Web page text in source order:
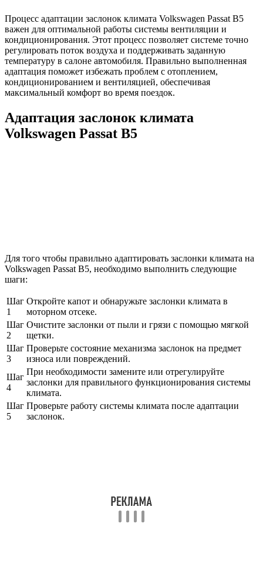
Процесс адаптации заслонок климата Volkswagen Passat B5
важен для оптимальной работы системы вентиляции и
кондиционирования. Этот процесс позволяет системе точно
регулировать поток воздуха и поддерживать заданную
температуру в салоне автомобиля. Правильно выполненная
адаптация поможет избежать проблем с отоплением,
кондиционированием и вентиляцией, обеспечивая
максимальный комфорт во время поездок.
Адаптация заслонок климата
Volkswagen Passat B5
Для того чтобы правильно адаптировать заслонки климата на
Volkswagen Passat B5, необходимо выполнить следующие
шаги:
Шаг
1
Откройте капот и обнаружьте заслонки климата в
моторном отсеке.
Шаг
2
Очистите заслонки от пыли и грязи с помощью мягкой
щетки.
Шаг
3
Проверьте состояние механизма заслонок на предмет
износа или повреждений.
Шаг
4
При необходимости замените или отрегулируйте
заслонки для правильного функционирования системы
климата.
Шаг
5
Проверьте работу системы климата после адаптации
заслонок.